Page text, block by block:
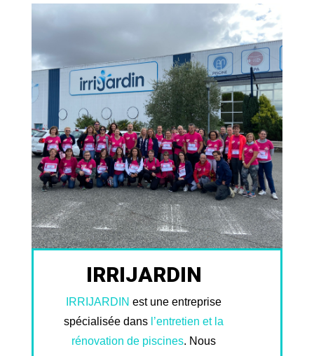
IRRIJARDIN
IRRIJARDIN est une entreprise
spécialisée dans l’entretien et la
rénovation de piscines. Nous